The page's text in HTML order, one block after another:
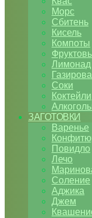
Морс
Сбитень
Кисель
Компоты
Лимонад
Соки
Коктейли
ЗАГОТОВКИ
Варенье
Повидло
Лечо
Соление
Аджика
Джем